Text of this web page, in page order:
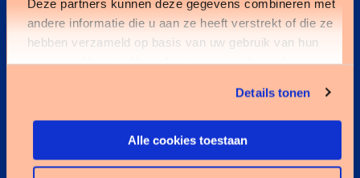
Deze partners kunnen deze gegevens combineren met
andere informatie die u aan ze heeft verstrekt of die ze
hebben verzameld op basis van uw gebruik van hun
services. U gaat akkoord met onze cookies als u onze
Details tonen
Alle cookies toestaan
Kennisbank
Services